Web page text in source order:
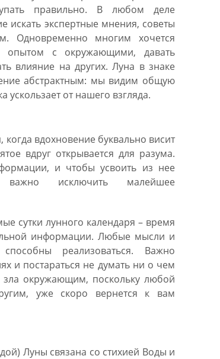
правильно. В любом деле
искать экспертные мнения, советы
Одновременно многим хочется
опытом с окружающими, давать
влияние на других. Луна в знаке
абстрактным: мы видим общую
ускользает от нашего взгляда.
вдохновение буквально висит
вдруг открывается для разума.
и чтобы усвоить из нее
исключить малейшее
сутки лунного календаря – время
информации. Любые мысли и
реализоваться. Важно
и постараться не думать ни о чем
зла окружающим, поскольку любой
уже скоро вернется к вам
Луны связана со стихией Воды и